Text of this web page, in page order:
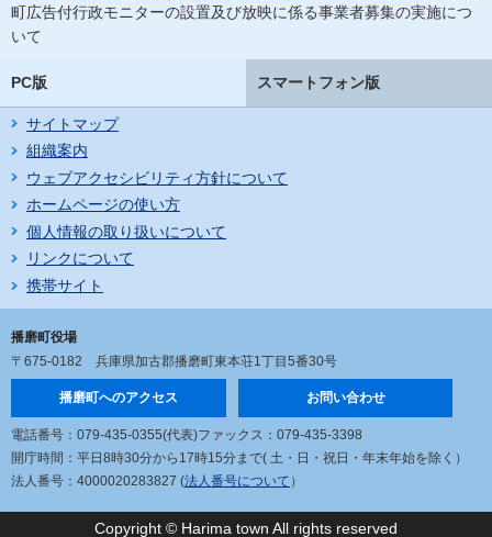
町広告付行政モニターの設置及び放映に係る事業者募集の実施につ
いて
PC版 スマートフォン版
サイトマップ
組織案内
ウェブアクセシビリティ方針について
ホームページの使い方
個人情報の取り扱いについて
リンクについて
携帯サイト
播磨町役場
〒675-0182 兵庫県加古郡播磨町東本荘1丁目5番30号
播磨町へのアクセス お問い合わせ
電話番号：079-435-0355(代表)ファックス：079-435-3398
開庁時間：平日8時30分から17時15分まで( 土・日・祝日・年末年始を除く）
法人番号：4000020283827 (法人番号について ）
Copyright © Harima town All rights reserved